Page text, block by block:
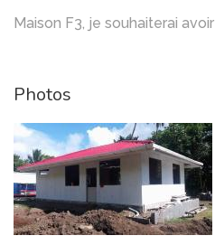
Maison F3, je souhaiterai
Photos